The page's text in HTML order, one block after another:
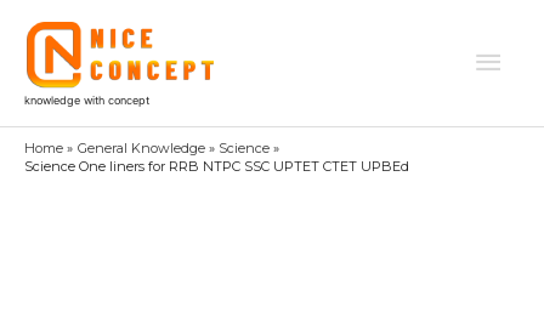
content
knowledge with concept
Home General Knowledge
Science
Science One liners for RRB NTPC SSC UPTET CTET UPBEd